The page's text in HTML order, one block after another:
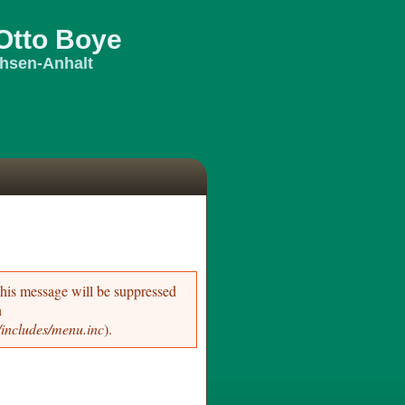
Boye
Anhalt
message will be suppressed
menu.inc).